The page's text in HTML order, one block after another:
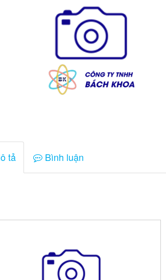
tả Bình luận